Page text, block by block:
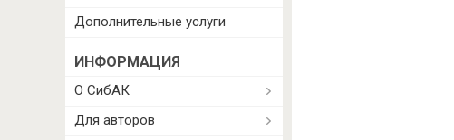
Дополнительные услуги
ИНФОРМАЦИЯ
О СибАК
Для авторов